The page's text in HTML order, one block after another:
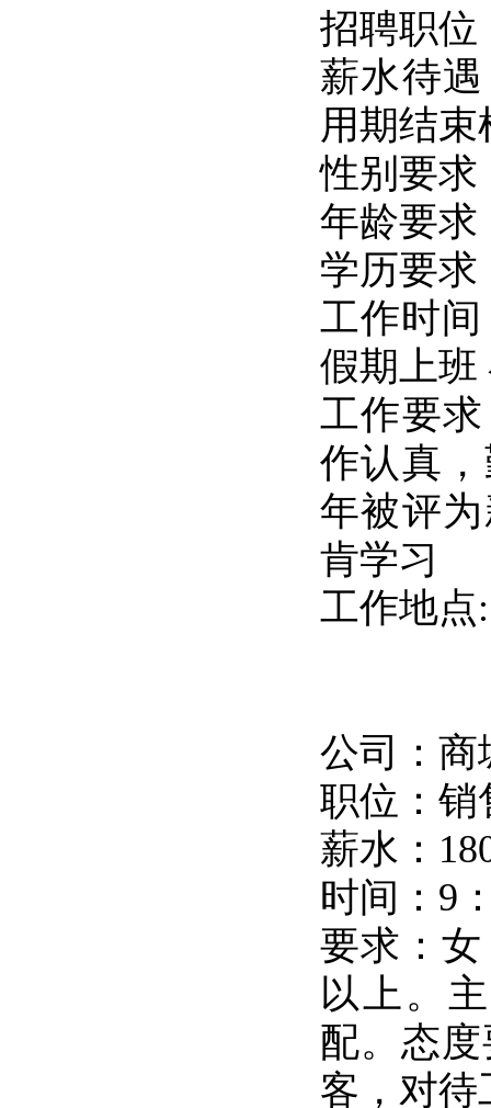
招聘职位
薪水待
用期结
性别要求
年龄要
学历要求
工作时
假期上
工作要
作认真
年被评
肯学习
工作地
公司：商
职位：销
薪水：
时间：9
要求：
以上。
配。态
客，对待